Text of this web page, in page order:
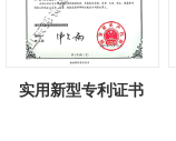
实用新型专利证书